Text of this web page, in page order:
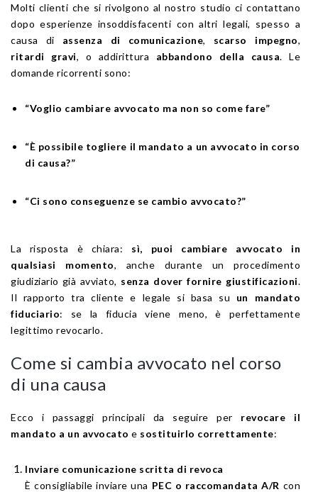
Molti clienti che si rivolgono al nostro studio ci contattano
dopo esperienze insoddisfacenti con altri legali, spesso a
causa di assenza di comunicazione, scarso impegno,
ritardi gravi, o addirittura abbandono della causa. Le
domande ricorrenti sono:
“Voglio cambiare avvocato ma non so come fare”
“È possibile togliere il mandato a un avvocato in corso
di causa?”
“Ci sono conseguenze se cambio avvocato?”
La risposta è chiara: sì, puoi cambiare avvocato in
qualsiasi momento, anche durante un procedimento
giudiziario già avviato, senza dover fornire giustificazioni.
Il rapporto tra cliente e legale si basa su un mandato
fiduciario: se la fiducia viene meno, è perfettamente
legittimo revocarlo.
Come si cambia avvocato nel corso
di una causa
Ecco i passaggi principali da seguire per revocare il
mandato a un avvocato e sostituirlo correttamente:
Inviare comunicazione scritta di revoca
È consigliabile inviare una PEC o raccomandata A/R con